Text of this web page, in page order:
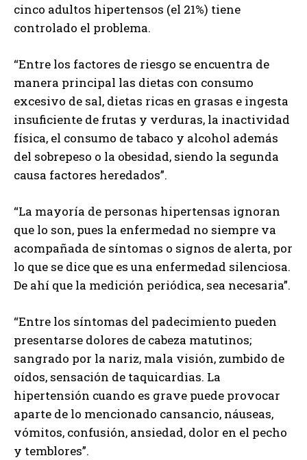
cinco adultos hipertensos (el 21%) tiene
controlado el problema.
“Entre los factores de riesgo se encuentra de
manera principal las dietas con consumo
excesivo de sal, dietas ricas en grasas e ingesta
insuficiente de frutas y verduras, la inactividad
física, el consumo de tabaco y alcohol además
del sobrepeso o la obesidad, siendo la segunda
causa factores heredados”.
“La mayoría de personas hipertensas ignoran
que lo son, pues la enfermedad no siempre va
acompañada de síntomas o signos de alerta, por
lo que se dice que es una enfermedad silenciosa.
De ahí que la medición periódica, sea necesaria”.
“Entre los síntomas del padecimiento pueden
presentarse dolores de cabeza matutinos;
sangrado por la nariz, mala visión, zumbido de
oídos, sensación de taquicardias. La
hipertensión cuando es grave puede provocar
aparte de lo mencionado cansancio, náuseas,
vómitos, confusión, ansiedad, dolor en el pecho
y temblores”.